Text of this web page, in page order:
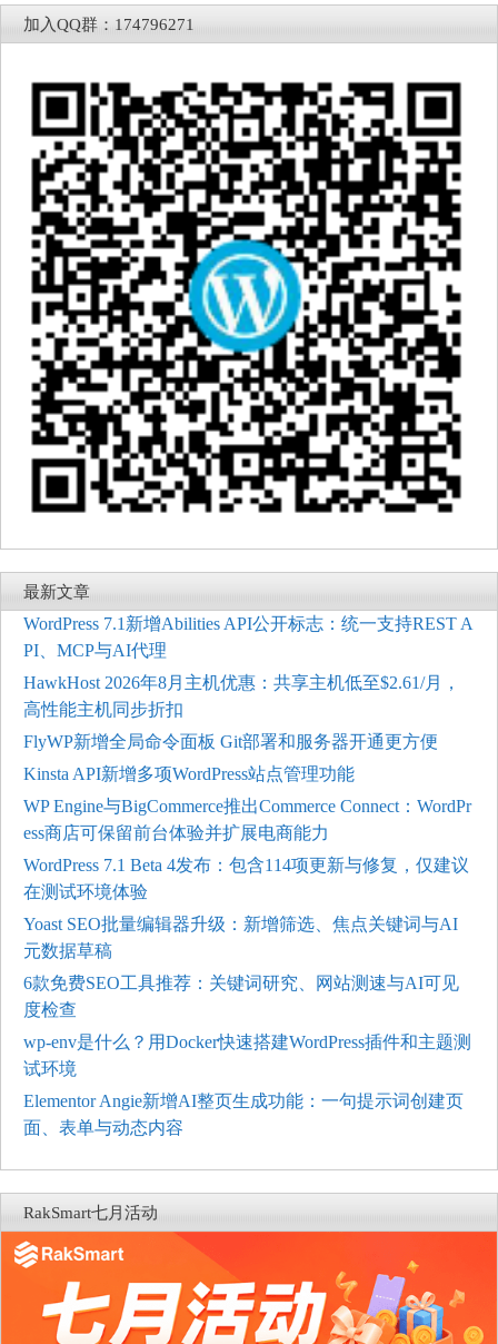
加入QQ群：174796271
最新文章
WordPress 7.1新增Abilities API公开标志：统一支持REST A
PI、MCP与AI代理
HawkHost 2026年8月主机优惠：共享主机低至$2.61/月，
高性能主机同步折扣
FlyWP新增全局命令面板 Git部署和服务器开通更方便
Kinsta API新增多项WordPress站点管理功能
WP Engine与BigCommerce推出Commerce Connect：WordPr
ess商店可保留前台体验并扩展电商能力
WordPress 7.1 Beta 4发布：包含114项更新与修复，仅建议
在测试环境体验
Yoast SEO批量编辑器升级：新增筛选、焦点关键词与AI
元数据草稿
6款免费SEO工具推荐：关键词研究、网站测速与AI可见
度检查
wp-env是什么？用Docker快速搭建WordPress插件和主题测
试环境
Elementor Angie新增AI整页生成功能：一句提示词创建页
面、表单与动态内容
RakSmart七月活动